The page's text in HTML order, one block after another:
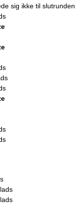
sig ikke til slutrunden